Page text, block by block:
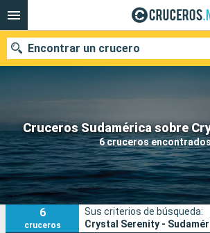
Cruceros Sudamérica sobre
6 cruceros
Encontrar un crucero
Nuestros destinos
Fecha de salida
Puertos
6
cruceros
Sus criterios de búsqueda:
Crystal Serenity -